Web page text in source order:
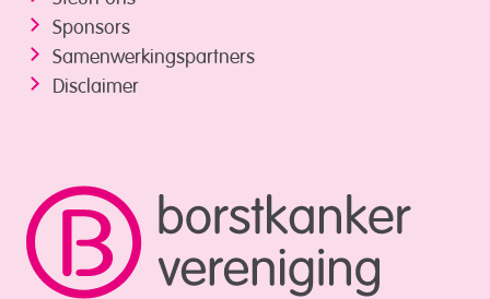
Sponsors
Samenwerkings­partners
Disclaimer